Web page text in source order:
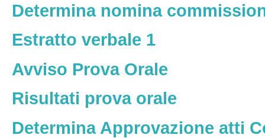
Determina nomina
Estratto verbale 1
Avviso Prova Orale
Risultati prova orale
Determina Approvazione atti